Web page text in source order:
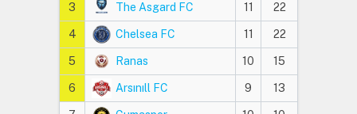
3 The Asgard FC 11 22
4 Chelsea FC 11 22
5 Ranas 10 15
6 Arsınıll FC 9 13